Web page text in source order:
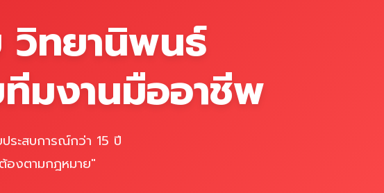
วิทยานิพนธ์
มงานมืออาชีพ
ระสบการณ์กว่า 15 ปี
งตามกฎหมาย"